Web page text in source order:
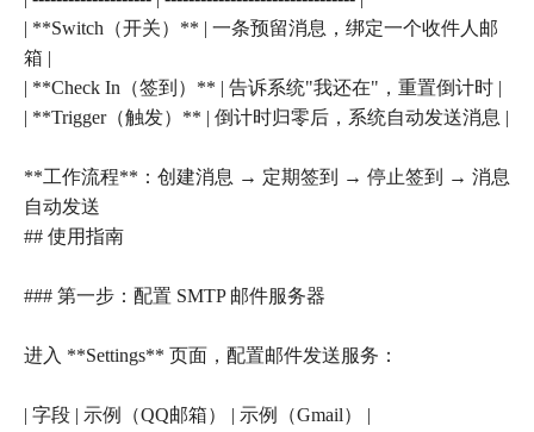
| **Switch（开关）** | 一条预留消息，绑定一个收件人邮
箱 |
| **Check In（签到）** | 告诉系统"我还在"，重置倒计时 |
| **Trigger（触发）** | 倒计时归零后，系统自动发送消息 |
**工作流程**：创建消息 → 定期签到 → 停止签到 → 消息
自动发送
## 使用指南
### 第一步：配置 SMTP 邮件服务器
进入 **Settings** 页面，配置邮件发送服务：
| 字段 | 示例（QQ邮箱） | 示例（Gmail） |